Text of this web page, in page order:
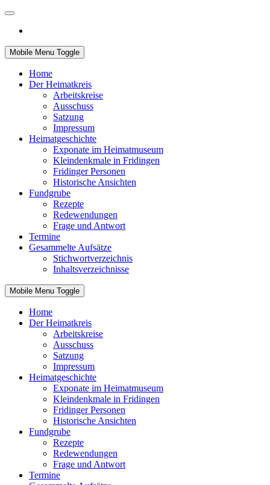
Mobile Menu Toggle
Home
Der Heimatkreis
Arbeitskreise
Ausschuss
Satzung
Impressum
Heimatgeschichte
Exponate im Heimatmuseum
Kleindenkmale in Fridingen
Fridinger Personen
Historische Ansichten
Fundgrube
Rezepte
Redewendungen
Frage und Antwort
Termine
Gesammelte Aufsätze
Stichwortverzeichnis
Inhaltsverzeichnisse
Mobile Menu Toggle
Home
Der Heimatkreis
Arbeitskreise
Ausschuss
Satzung
Impressum
Heimatgeschichte
Exponate im Heimatmuseum
Kleindenkmale in Fridingen
Fridinger Personen
Historische Ansichten
Fundgrube
Rezepte
Redewendungen
Frage und Antwort
Termine